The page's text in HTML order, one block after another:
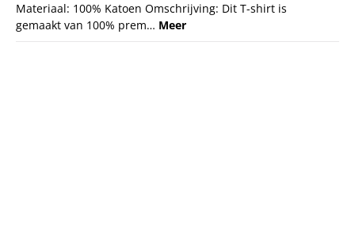
Materiaal: 100% Katoen Omschrijving: Dit T-shirt is
gemaakt van 100% prem… Meer